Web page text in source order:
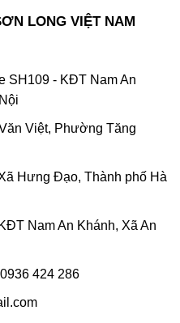
LONG VIỆT NAM
SH109 - KĐT Nam An
Việt, Phường Tăng
Hưng Đạo, Thành phố Hà
Nam An Khánh, Xã An
424 286